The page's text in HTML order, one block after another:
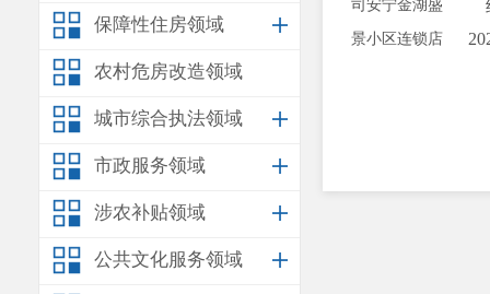
保障性住房领域
农村危房改造领域
城市综合执法领域
市政服务领域
涉农补贴领域
公共文化服务领域
司安宁金湖盛
景小区连锁店